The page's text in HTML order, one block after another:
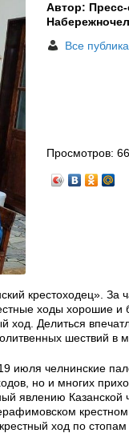
Автор:
Все
Просмотров:
крестоходец». За
ходы хорошие и
Делиться
шествий в
челнинские
но и многих
явлению Казанской
ход по стопам